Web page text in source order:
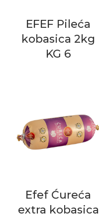
EFEF Pileća
kobasica 2kg
KG 6
Efef Ćureća
extra kobasica